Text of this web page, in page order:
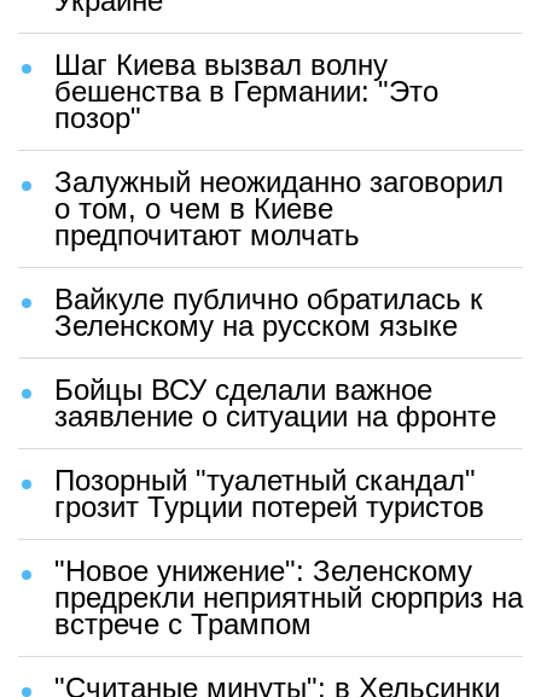
Шаг Киева вызвал волну
бешенства в Германии: "Это
позор"
Залужный неожиданно заговорил
о том, о чем в Киеве
предпочитают молчать
Вайкуле публично обратилась к
Зеленскому на русском языке
Бойцы ВСУ сделали важное
заявление о ситуации на фронте
Позорный "туалетный скандал"
грозит Турции потерей туристов
"Новое унижение": Зеленскому
предрекли неприятный сюрприз на
встрече с Трампом
"Считаные минуты": в Хельсинки